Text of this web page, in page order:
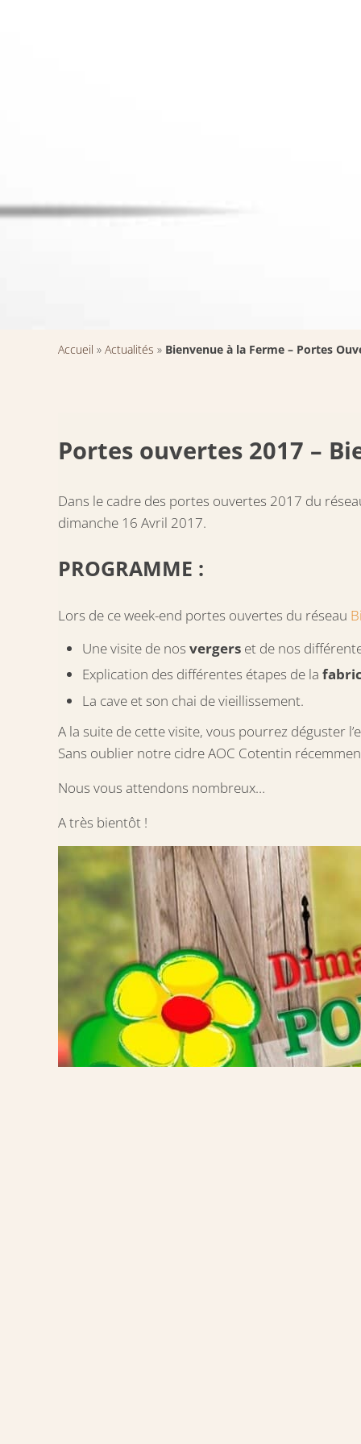
Accueil » Actualités » Bienvenue à la Ferme – Portes
Portes ouvertes 2017 –
Dans le cadre des portes ouvertes 2017 du
dimanche 16 Avril 2017.
PROGRAMME :
Lors de ce week-end portes ouvertes du réseau
Une visite de nos vergerset de nos
Explication des différentes étapes de la
La cave et son chai de vieillissement.
A la suite de cette visite, vous pourrez déguster
Sans oublier notre cidre AOC Cotentin
Nous vous attendons nombreux…
A très bientôt !